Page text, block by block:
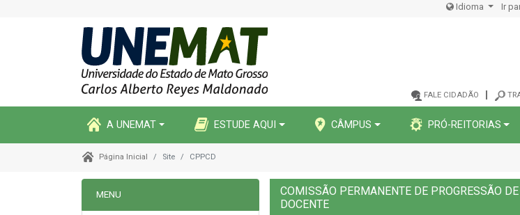
Idioma Ir
FALE CIDADÃO
A UNEMAT ESTUDE AQUI CÂMPUS PRÓ-REITORIAS
Página Inicial Site CPPCD
MENU
COMISSÃO PERMANENTE DE PROGRESSÃO
DOCENTE